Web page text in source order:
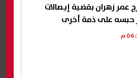
عمر زهران بقضية إيصالات
حبسه على ذمة أخرى